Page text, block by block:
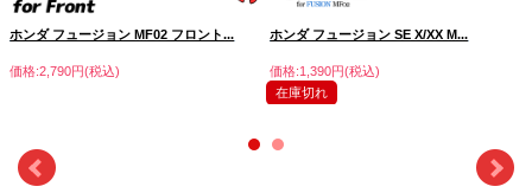
ホンダ フュージョン MF02 フロント...
価格:2,790円(税込)
ホンダ フュージョン SE X/XX M...
価格:1,390円(税込)
在庫切れ